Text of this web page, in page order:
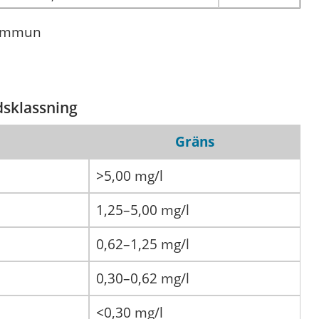
Gräns
>5,00 mg/l
1,25–5,00 mg/l
0,62–1,25 mg/l
0,30–0,62 mg/l
<0,30 mg/l